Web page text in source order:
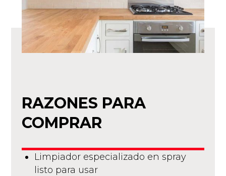
RAZONES PARA
COMPRAR
Limpiador especializado en spray
listo para usar